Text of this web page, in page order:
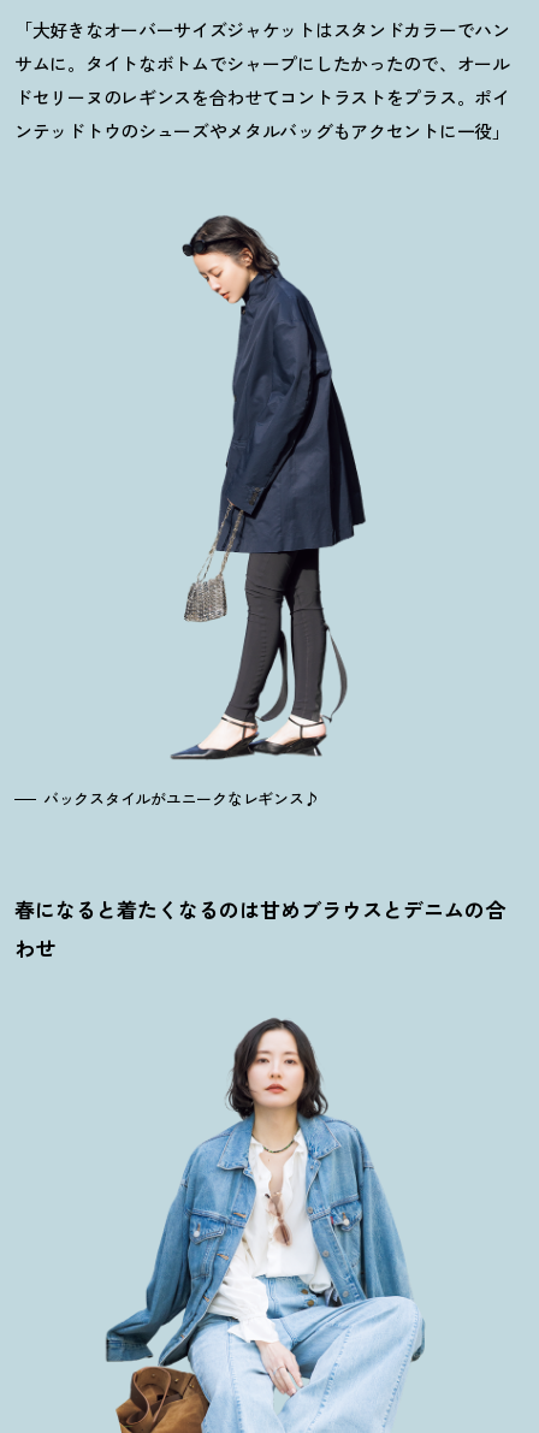
「大好きなオーバーサイズジャケットはスタンドカラーでハン
サムに。タイトなボトムでシャープにしたかったので、オール
ドセリーヌのレギンスを合わせてコントラストをプラス。ポイ
ンテッドトウのシューズやメタルバッグもアクセントに一役」
バックスタイルがユニークなレギンス♪
春になると着たくなるのは甘めブラウスとデニムの合
わせ